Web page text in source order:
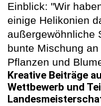
Einblick: "Wir
einige Helikonien
außergewöhnliche
bunte Mischung
Pflanzen und
Kreative Beiträge
Wettbewerb und